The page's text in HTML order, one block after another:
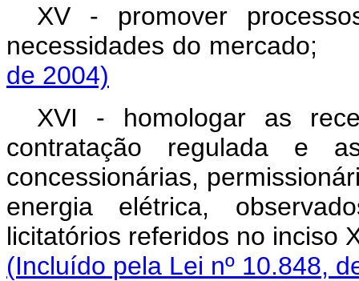
XV - promover
necessidades do
de 2004)
XVI - homologar as
contratação regulada e
concessionárias,
energia elétrica,
licitatórios referidos no inciso
(Incluído pela Lei nº 10.848,